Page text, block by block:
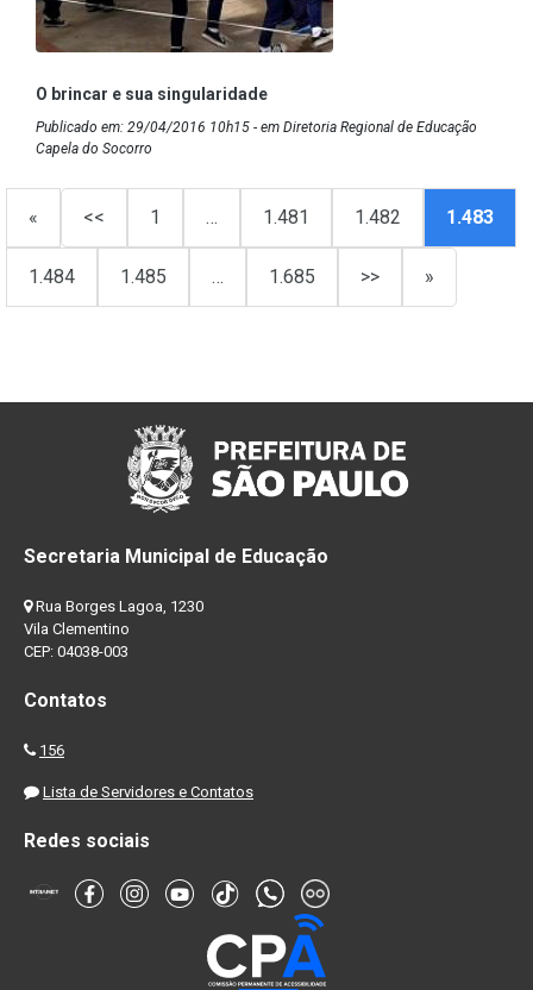
O brincar e sua singularidade
Publicado em: 29/04/2016 10h15 - em Diretoria Regional de Educação
Capela do Socorro
« << 1 … 1.481 1.482 1.483
1.484 1.485 … 1.685 >> »
Secretaria Municipal de Educação
Rua Borges Lagoa, 1230
Vila Clementino
CEP: 04038-003
Contatos
156
Lista de Servidores e Contatos
Redes sociais